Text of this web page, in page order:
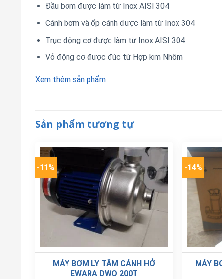
Đầu bơm được làm từ Inox AISI 304
Cánh bơm và ốp cánh được làm từ Inox 304
Trục động cơ được làm từ Inox AISI 304
Vỏ động cơ được đúc từ Hợp kim Nhôm
Xem thêm sản phẩm
Sản phẩm tương tự
-11%
MÁY BƠM LY TÂM CÁNH HỞ
EWARA DWO 200T
-14%
MÁY